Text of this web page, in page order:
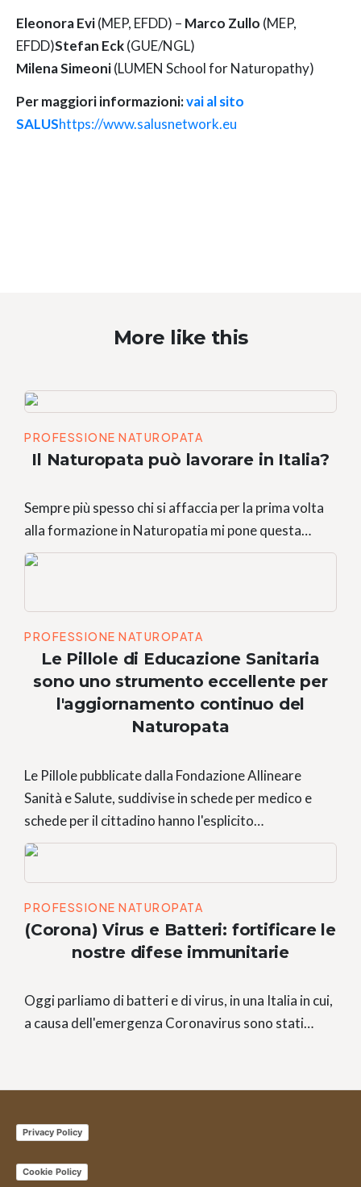
Eleonora Evi(MEP, EFDD) – Marco Zullo (MEP,
EFDD)Stefan Eck(GUE/NGL)
Milena Simeoni(LUMEN School for Naturopathy)
Per maggiori informazioni:vai al sito
SALUShttps://www.salusnetwork.eu
More like this
PROFESSIONE NATUROPATA
Il Naturopata può lavorare in Italia?
Sempre più spesso chi si affaccia per la prima volta
alla formazione in Naturopatia mi pone questa…
PROFESSIONE NATUROPATA
Le Pillole di Educazione Sanitaria
sono uno strumento eccellente per
l'aggiornamento continuo del
Naturopata
Le Pillole pubblicate dalla Fondazione Allineare
Sanità e Salute, suddivise in schede per medico e
schede per il cittadino hanno l'esplicito…
PROFESSIONE NATUROPATA
(Corona) Virus e Batteri: fortificare le
nostre difese immunitarie
Oggi parliamo di batteri e di virus, in una Italia in cui,
a causa dell'emergenza Coronavirus sono stati…
Privacy Policy
Cookie Policy